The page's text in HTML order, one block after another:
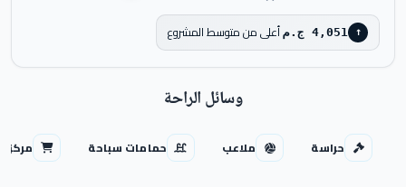
↑ 4,051 ج.م أعلى من متوسط المشروع
وسائل الراحة
حراسة ملاعب حمامات سباحة مركز